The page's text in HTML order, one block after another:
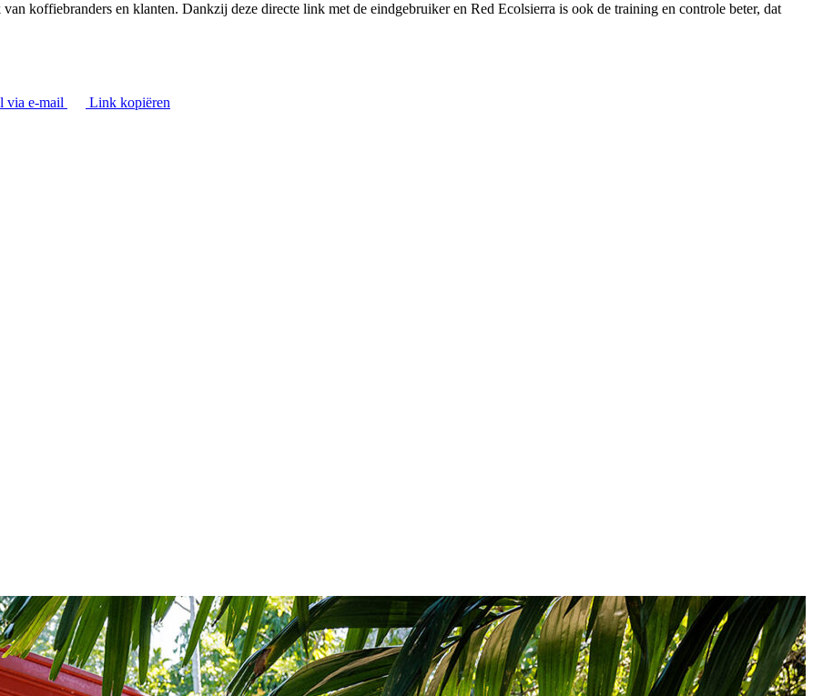
koffiebranders en klanten. Dankzij deze directe link met de eindgebruiker en Red Ecolsierra is ook de training en controle beter, dat
via e-mail Link kopiëren